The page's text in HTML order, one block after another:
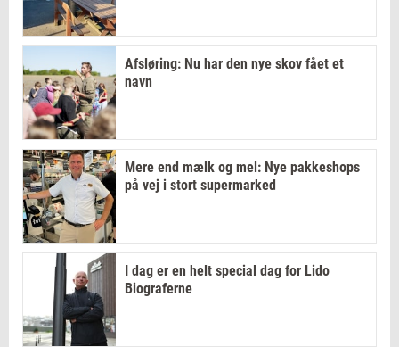
Afsløring: Nu har den nye skov fået et
navn
Mere end mælk og mel: Nye pakkeshops
på vej i stort supermarked
I dag er en helt special dag for Lido
Biograferne